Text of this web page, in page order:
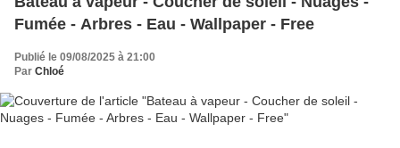
Fumée - Arbres - Eau - Wallpaper - Free
Publié le 09/08/2025 à 21:00
Par Chloé